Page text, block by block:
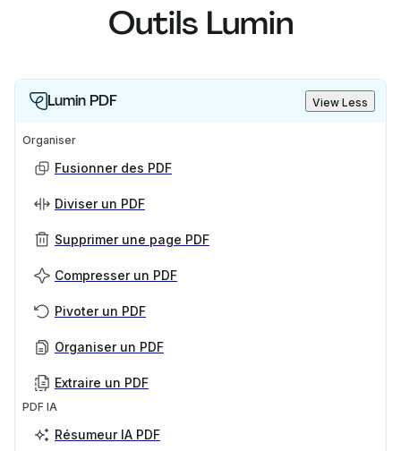
Outils Lumin
Lumin PDF View Less
Organiser
Fusionner des PDF
Diviser un PDF
Supprimer une page PDF
Compresser un PDF
Pivoter un PDF
Organiser un PDF
Extraire un PDF
PDF IA
Résumeur IA PDF